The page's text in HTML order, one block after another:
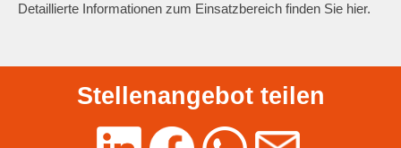
Detaillierte Informationen zum Einsatzbereich finden Sie hier.